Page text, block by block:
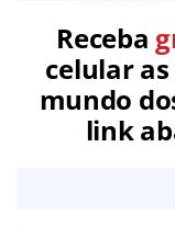
Receba
celular
mundo
link